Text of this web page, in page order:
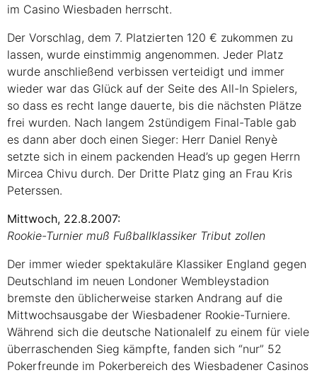
im Casino Wiesbaden herrscht.
Der Vorschlag, dem 7. Platzierten 120 € zukommen zu
lassen, wurde einstimmig angenommen. Jeder Platz
wurde anschließend verbissen verteidigt und immer
wieder war das Glück auf der Seite des All-In Spielers,
so dass es recht lange dauerte, bis die nächsten Plätze
frei wurden. Nach langem 2stündigem Final-Table gab
es dann aber doch einen Sieger: Herr Daniel Renyè
setzte sich in einem packenden Head’s up gegen Herrn
Mircea Chivu durch. Der Dritte Platz ging an Frau Kris
Peterssen.
Mittwoch, 22.8.2007:
Rookie-Turnier muß Fußballklassiker Tribut zollen
Der immer wieder spektakuläre Klassiker England gegen
Deutschland im neuen Londoner Wembleystadion
bremste den üblicherweise starken Andrang auf die
Mittwochsausgabe der Wiesbadener Rookie-Turniere.
Während sich die deutsche Nationalelf zu einem für viele
überraschenden Sieg kämpfte, fanden sich “nur” 52
Pokerfreunde im Pokerbereich des Wiesbadener Casinos